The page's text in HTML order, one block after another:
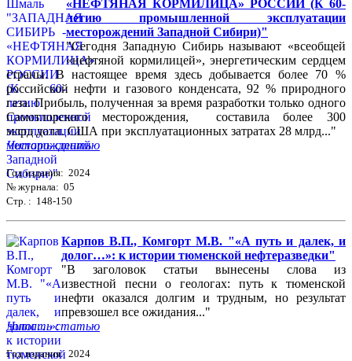
«НЕФТЯНАЯ КОРМИЛИЦА» РОССИИ (К 60-
летию промышленной эксплуатации
месторождений Западной Сибири)"
"Сегодня Западную Сибирь называют «всеобщей
«нефтяной кормилицей», энергетическим сердцем
страны. В настоящее время здесь добывается более 70 %
российской нефти и газового конденсата, 92 % природного
газа. Прибыль, полученная за время разработки только одного
Самотлорского месторождения, составила более 300
млрд долл. США при эксплуатационных затратах 28 млрд..."
Читать статью
Год издания: 2024
№ журнала: 05
Стр. : 148-150
Карпов В.П., Комгорт М.В. "«А путь и далек, и
долог…»: к истории тюменской нефтеразведки"
"В заголовок статьи вынесены слова из
известной песни о геологах: путь к тюменской
нефти оказался долгим и трудным, но результат
превзошел все ожидания..."
Читать статью
Год издания: 2024